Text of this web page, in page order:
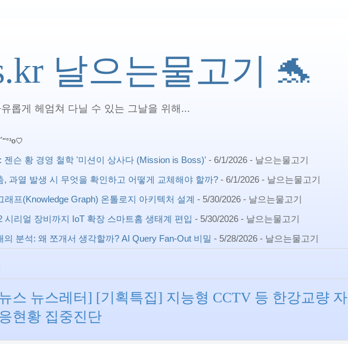
날으는물고기 🐬
롭게 헤엄쳐 다닐 수 있는 그날을 위해...
젠슨 황 경영 철학 '미션이 상사다 (Mission is Boss)' - 6/1/2026 - 날으는물고기
, 과열 발생 시 무엇을 확인하고 어떻게 교체해야 할까? - 6/1/2026 - 날으는물고기
래프(Knowledge Graph) 온톨로지 아키텍처 설계 - 5/30/2026 - 날으는물고기
시리얼 장비까지 IoT 확장 스마트홈 생태계 편입 - 5/30/2026 - 날으는물고기
의 분석: 왜 쪼개서 생각할까? AI Query Fan-Out 비밀 - 5/28/2026 - 날으는물고기
스 뉴스레터] [기획특집] 지능형 CCTV 등 한강교량 자
현황 집중진단